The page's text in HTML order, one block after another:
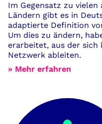
Im Gegensatz zu
Ländern gibt es in
adaptierte Definition
Um dies zu ändern,
erarbeitet, aus der
Netzwerk ableiten.
» Mehr erfahren